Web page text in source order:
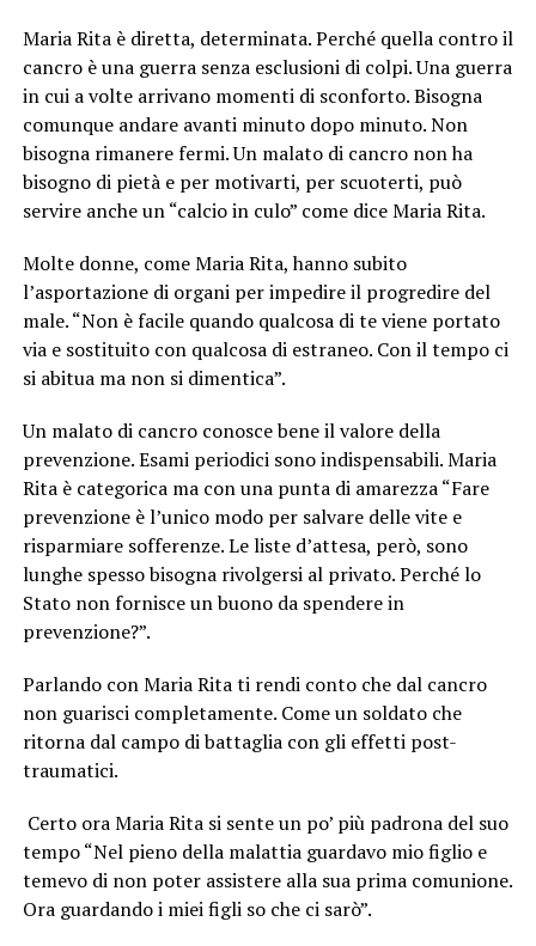
Maria Rita è diretta, determinata. Perché quella contro il
cancro è una guerra senza esclusioni di colpi. Una guerra
in cui a volte arrivano momenti di sconforto. Bisogna
comunque andare avanti minuto dopo minuto. Non
bisogna rimanere fermi. Un malato di cancro non ha
bisogno di pietà e per motivarti, per scuoterti, può
servire anche un “calcio in culo” come dice Maria Rita.
Molte donne, come Maria Rita, hanno subito
l’asportazione di organi per impedire il progredire del
male. “Non è facile quando qualcosa di te viene portato
via e sostituito con qualcosa di estraneo. Con il tempo ci
si abitua ma non si dimentica”.
Un malato di cancro conosce bene il valore della
prevenzione. Esami periodici sono indispensabili. Maria
Rita è categorica ma con una punta di amarezza “Fare
prevenzione è l’unico modo per salvare delle vite e
risparmiare sofferenze. Le liste d’attesa, però, sono
lunghe spesso bisogna rivolgersi al privato. Perché lo
Stato non fornisce un buono da spendere in
prevenzione?”.
Parlando con Maria Rita ti rendi conto che dal cancro
non guarisci completamente. Come un soldato che
ritorna dal campo di battaglia con gli effetti post-
traumatici.
Certo ora Maria Rita si sente un po’ più padrona del suo
tempo “Nel pieno della malattia guardavo mio figlio e
temevo di non poter assistere alla sua prima comunione.
Ora guardando i miei figli so che ci sarò”.